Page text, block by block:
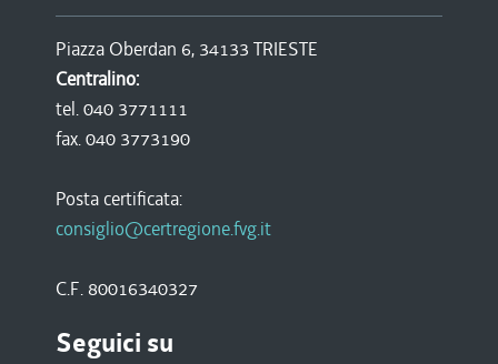
Piazza Oberdan 6, 34133 TRIESTE
Centralino:
tel. 040 3771111
fax. 040 3773190
Posta certificata:
consiglio@certregione.fvg.it
C.F. 80016340327
Seguici su